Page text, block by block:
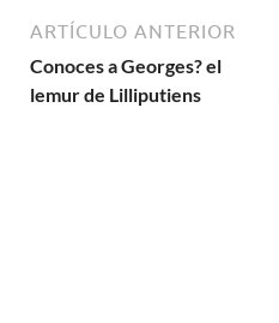
ARTÍCULO ANTERIOR
Conoces a Georges? el
lemur de Lilliputiens